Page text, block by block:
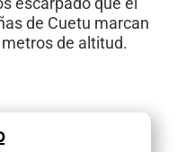
de Cuetu marcan
de altitud.